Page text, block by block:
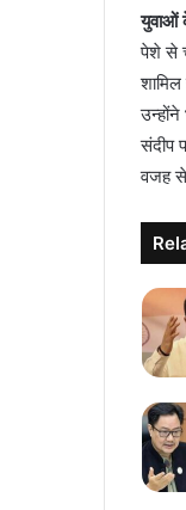
युवाओं
पेशे से
संदीप
वजह से